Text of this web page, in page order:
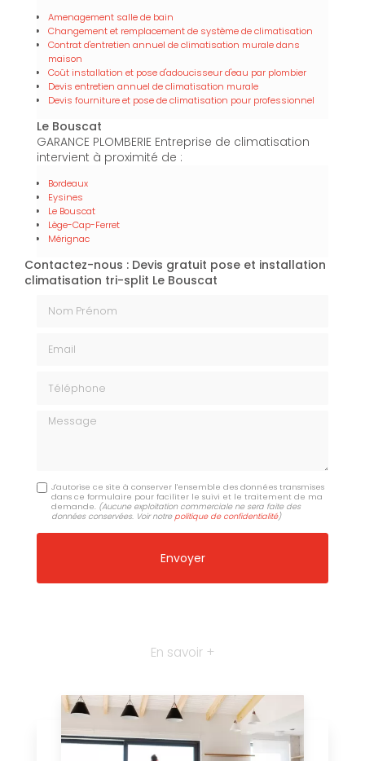
Amenagement salle de bain
Changement et remplacement de système de climatisation
Contrat d'entretien annuel de climatisation murale dans
maison
Coût installation et pose d'adoucisseur d'eau par plombier
Devis entretien annuel de climatisation murale
Devis fourniture et pose de climatisation pour professionnel
Le Bouscat
GARANCE PLOMBERIE Entreprise de climatisation
intervient à proximité de :
Bordeaux
Eysines
Le Bouscat
Lège-Cap-Ferret
Mérignac
Contactez-nous : Devis gratuit pose et installation
climatisation tri-split Le Bouscat
Message
J'autorise ce site à conserver l'ensemble des données transmises
dans ce formulaire pour faciliter le suivi et le traitement de ma
demande. (Aucune exploitation commerciale ne sera faite des
données conservées. Voir notrepolitique de confidentialité)
En savoir +